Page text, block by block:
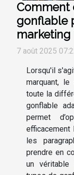
Comment
gonflable
marketing
7 août 2025
Lorsqu'il
marquant,
toute la
gonflable
permet
efficacement
les
prendre en
un véritable